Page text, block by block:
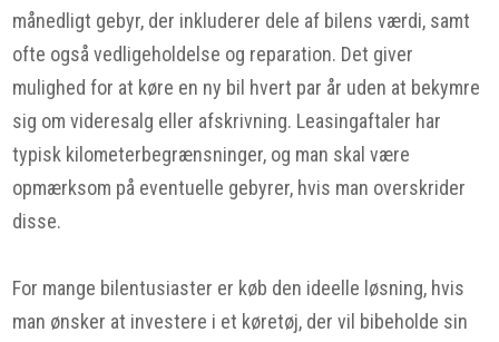
månedligt gebyr, der inkluderer dele af bilens værdi, samt
ofte også vedligeholdelse og reparation. Det giver
mulighed for at køre en ny bil hvert par år uden at bekymre
sig om videresalg eller afskrivning. Leasingaftaler har
typisk kilometerbegrænsninger, og man skal være
opmærksom på eventuelle gebyrer, hvis man overskrider
disse.
For mange bilentusiaster er køb den ideelle løsning, hvis
man ønsker at investere i et køretøj, der vil bibeholde sin